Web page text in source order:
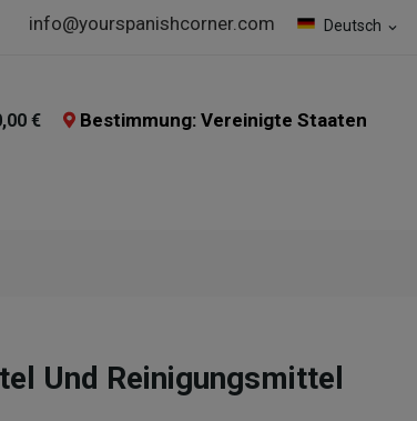
Deutsch expand_more
info@yourspanishcorner.com
€ Bestimmung: Vereinigte Staaten
Und Reinigungsmittel